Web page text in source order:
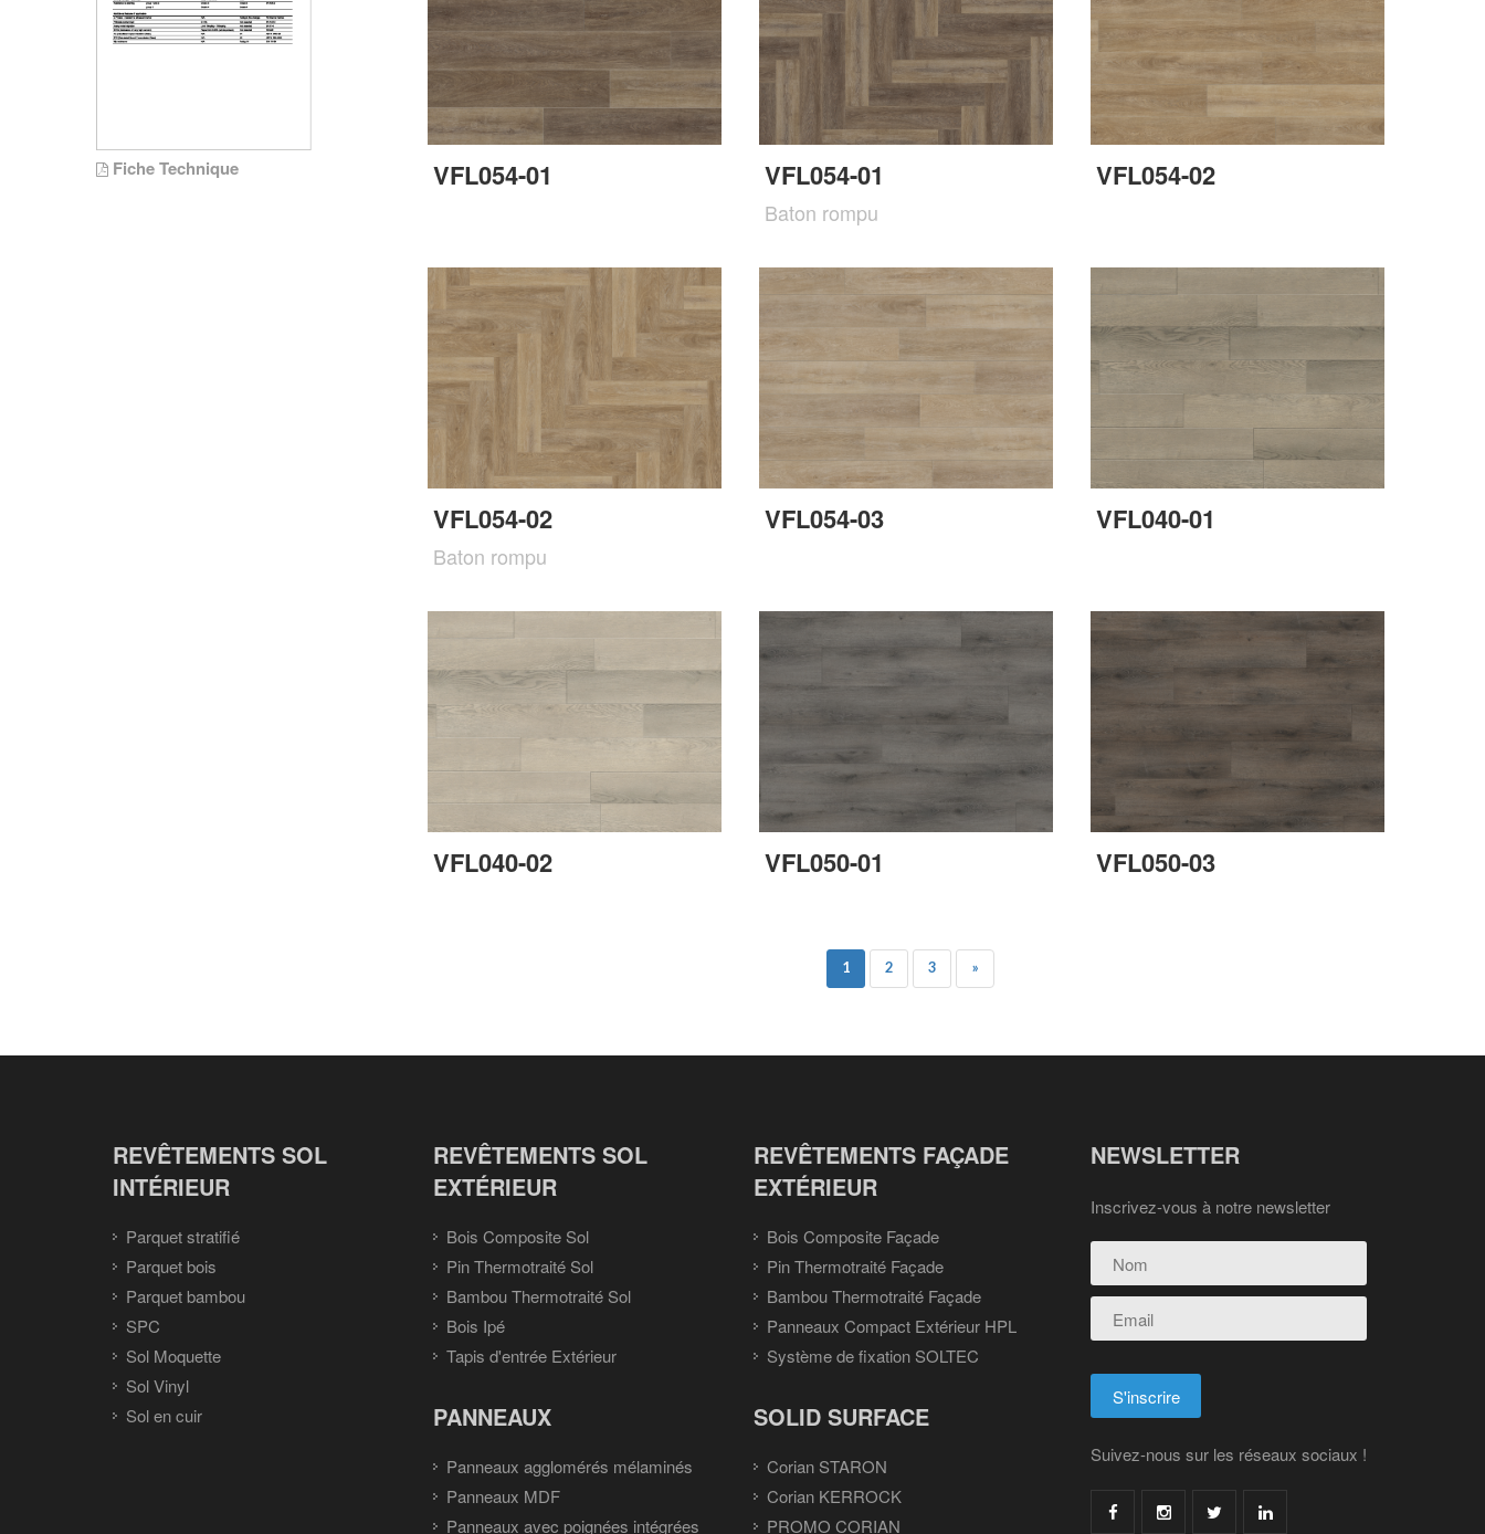
Fiche Technique VFL054-01 VFL054-01
Baton rompu
VFL054-02
VFL054-02
Baton rompu
VFL054-03 VFL040-01
VFL040-02 VFL050-01 VFL050-03
1 2 3 »
REVÊTEMENTS SOL
INTÉRIEUR
Parquet stratifié
Parquet bois
Parquet bambou
SPC
Sol Moquette
Sol Vinyl
Sol en cuir
REVÊTEMENTS SOL
EXTÉRIEUR
Bois Composite Sol
Pin Thermotraité Sol
Bambou Thermotraité Sol
Bois Ipé
Tapis d'entrée Extérieur
REVÊTEMENTS FAÇADE
EXTÉRIEUR
Bois Composite Façade
Pin Thermotraité Façade
Bambou Thermotraité Façade
Panneaux Compact Extérieur HPL
Système de fixation SOLTEC
PANNEAUX
Panneaux agglomérés mélaminés
Panneaux MDF
Panneaux avec poignées intégrées
SOLID SURFACE
Corian STARON
Corian KERROCK
PROMO CORIAN
NEWSLETTER
Inscrivez-vous à notre newsletter
Suivez-nous sur les réseaux sociaux !